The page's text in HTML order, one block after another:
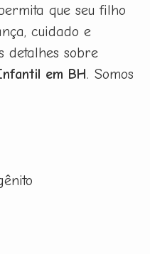
que seu filho
cuidado e
detalhes sobre
em BH. Somos